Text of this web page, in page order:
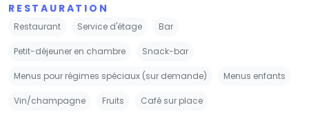
RESTAURATION
Restaurant Service d'étage Bar
Petit-déjeuner en chambre Snack-bar
Menus pour régimes spéciaux (sur demande) Menus enfants
Vin/champagne Fruits Café sur place